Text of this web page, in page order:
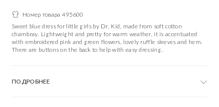
Номер товара 495600
Sweet blue dress for little girls by Dr. Kid, made from soft cotton
chambray. Lightweight and pretty for warm weather, it is accentuated
with embroidered pink and green flowers, lovely ruffle sleeves and hem.
There are buttons on the back to help with easy dressing.
ПОДРОБНЕЕ